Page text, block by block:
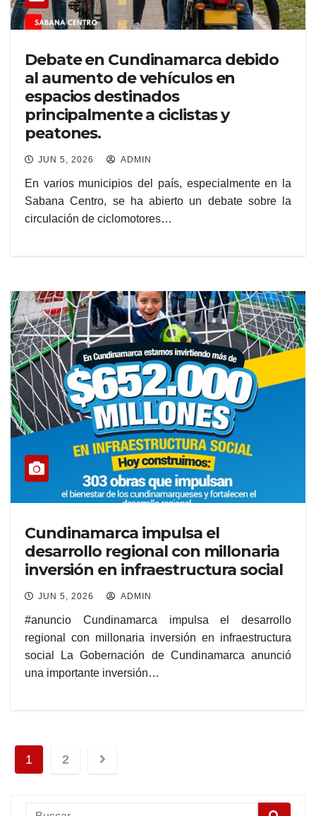
Debate en Cundinamarca debido
al aumento de vehículos en
espacios destinados
principalmente a ciclistas y
peatones.
JUN 5, 2026 ADMIN
En varios municipios del país, especialmente en la
Sabana Centro, se ha abierto un debate sobre la
circulación de ciclomotores…
Cundinamarca impulsa el
desarrollo regional con millonaria
inversión en infraestructura social
JUN 5, 2026 ADMIN
#anuncio Cundinamarca impulsa el desarrollo
regional con millonaria inversión en infraestructura
social La Gobernación de Cundinamarca anunció
una importante inversión…
1 2